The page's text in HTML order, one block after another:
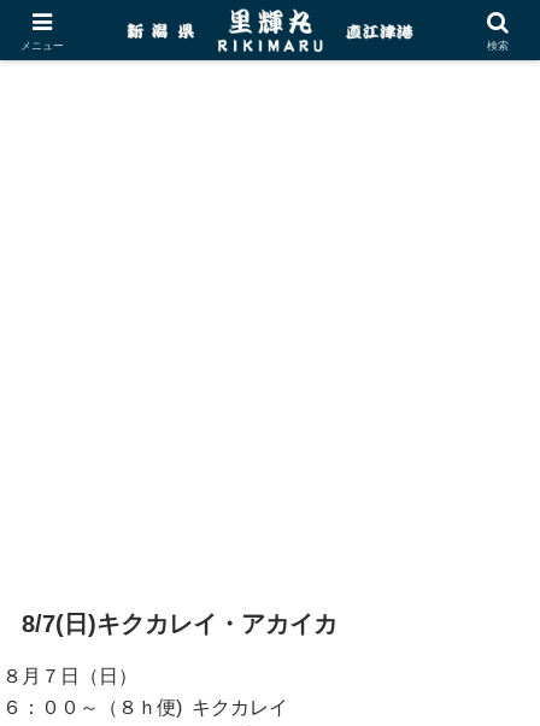
8/7(日)キクカレイ・アカイカ
８月７日（日）
６：００～（８ｈ便) キクカレイ
メニュー 検索